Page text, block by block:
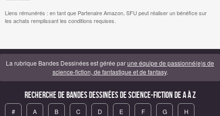
Liens rémunérés : en tant que Partenaire Amazon, SFU peut réaliser un bénéfice sur
les achats remplissant les conditions requises.
La rubrique Bandes Dessinées est gérée parune équipe de passionné(e)s de
science-fiction, de fantastique et de fantasy.
Recherche de Bandes Dessinées de science-fiction de A à Z
# A B C D E F G H